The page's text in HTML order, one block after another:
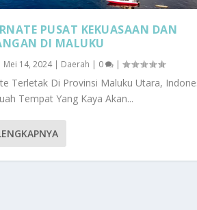
PUSAT KEKUASAAN DAN
DI MALUKU
Mei 14, 2024| Daerah | 0 |
Terletak Di Provinsi Maluku Utara,
Tempat Yang Kaya Akan...